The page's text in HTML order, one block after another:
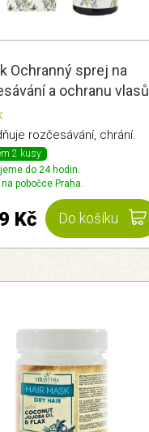
Ochranný sprej na
a ochranu vlasů
rozčesávání, chrání.
2 kusy
do 24 hodin.
na pobočce Praha.
Do košíku
Kč